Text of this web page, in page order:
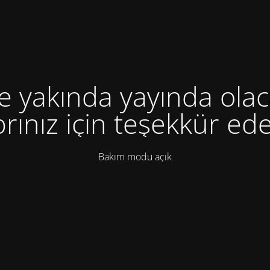
yakında yayında
için teşekkür
Bakım modu açık